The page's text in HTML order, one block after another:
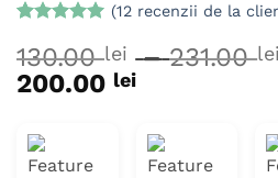
5 din 5 pe
baza a
evaluări de
(12recenzii de la
130.00lei – 231.00lei
200.00 leiInterval
prețuri:
130.00 lei